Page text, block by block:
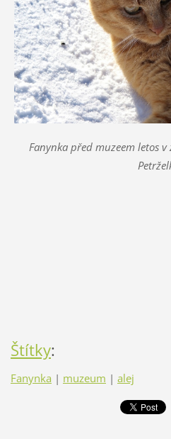
Fanynka před muzeem letos
Štítky:
Fanynka | muzeum | alej